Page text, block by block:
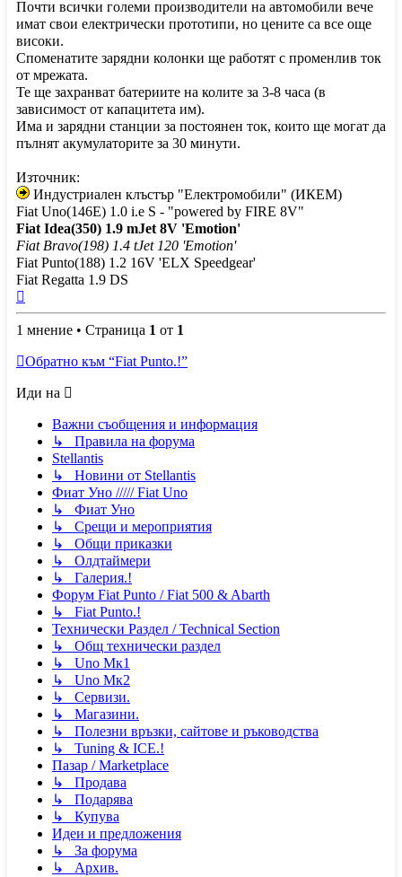
Почти всички големи производители на автомобили вече
имат свои електрически прототипи, но цените са все още
високи.
Споменатите зарядни колонки ще работят с променлив ток
от мрежата.
Те ще захранват батериите на колите за 3-8 часа (в
зависимост от капацитета им).
Има и зарядни станции за постоянен ток, които ще могат да
пълнят акумулаторите за 30 минути.
Източник:
Индустриален клъстър "Електромобили" (ИКЕМ)
Fiat Uno(146E) 1.0 i.e S - "powered by FIRE 8V"
Fiat Idea(350) 1.9 mJet 8V 'Emotion'
Fiat Bravo(198) 1.4 tJet 120 'Emotion'
Fiat Punto(188) 1.2 16V 'ELX Speedgear'
Fiat Regatta 1.9 DS
се
в
1 мнение • Страница 1 от 1
Обратно към “Fiat Punto.!”
Иди на
Важни съобщения и информация
↳ Правила на форума
Stellantis
↳ Новини от Stellantis
Фиат Уно ///// Fiat Uno
↳ Фиат Уно
↳ Срещи и мероприятия
↳ Общи приказки
↳ Олдтаймери
↳ Галерия.!
Форум Fiat Punto / Fiat 500 & Abarth
↳ Fiat Punto.!
Технически Раздел / Technical Section
↳ Общ технически раздел
↳ Uno Мк1
↳ Uno Мк2
↳ Сервизи.
↳ Магазини.
↳ Полезни връзки, сайтове и ръководства
↳ Tuning & ICE.!
Пазар / Marketplace
↳ Продава
↳ Подарява
↳ Купува
Идеи и предложения
↳ За форума
↳ Архив.